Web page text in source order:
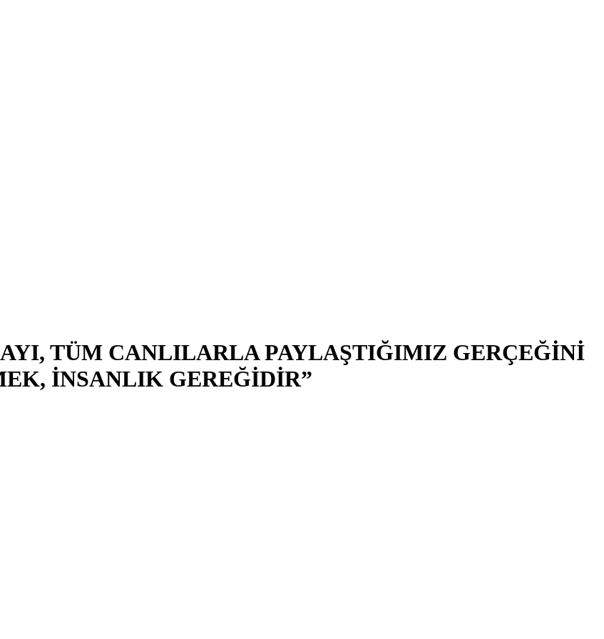
TÜM CANLILARLA PAYLAŞTIĞIMIZ GERÇEĞİNİ
İNSANLIK GEREĞİDİR”